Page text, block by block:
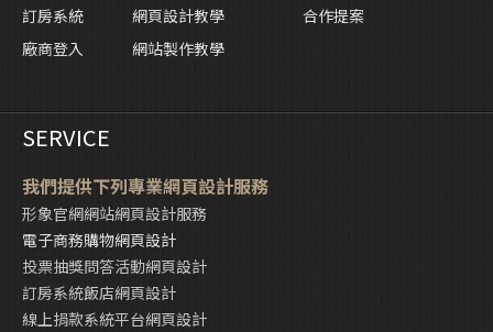
訂房系統
網頁設計教學
合作提案
廠商登入
網站製作教學
SERVICE
我們提供下列專業網頁設計服務
形象官網網站網頁設計服務
電子商務購物網頁設計
投票抽獎問答活動網頁設計
訂房系統飯店網頁設計
線上捐款系統平台網頁設計